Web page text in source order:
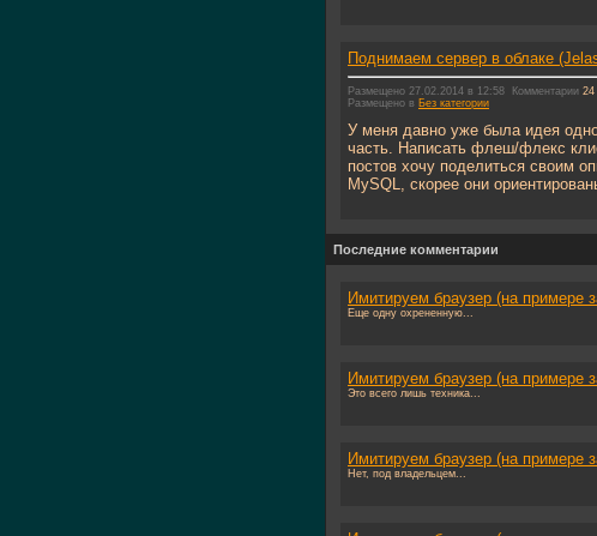
Поднимаем сервер в облаке
Размещено 27.02.2014 в 12:58 Комментарии 24
Размещено в Без категории
У меня давно уже была идея
часть. Написать флеш/флекс
постов хочу поделиться своим
MySQL, скорее они
Последние комментарии
Имитируем браузер (на примере
Еще одну охрененную...
Имитируем браузер (на примере
Это всего лишь техника...
Имитируем браузер (на примере
Нет, под владельцем...